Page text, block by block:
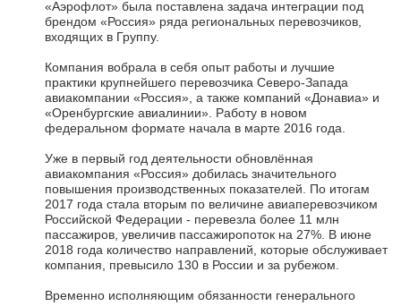
«Аэрофлот» была поставлена задача интеграции под
брендом «Россия» ряда региональных перевозчиков,
входящих в Группу.
Компания вобрала в себя опыт работы и лучшие
практики крупнейшего перевозчика Северо-Запада
авиакомпании «Россия», а также компаний «Донавиа» и
«Оренбургские авиалинии». Работу в новом
федеральном формате начала в марте 2016 года.
Уже в первый год деятельности обновлённая
авиакомпания «Россия» добилась значительного
повышения производственных показателей. По итогам
2017 года стала вторым по величине авиаперевозчиком
Российской Федерации - перевезла более 11 млн
пассажиров, увеличив пассажиропоток на 27%. В июне
2018 года количество направлений, которые обслуживает
компания, превысило 130 в России и за рубежом.
Временно исполняющим обязанности генерального